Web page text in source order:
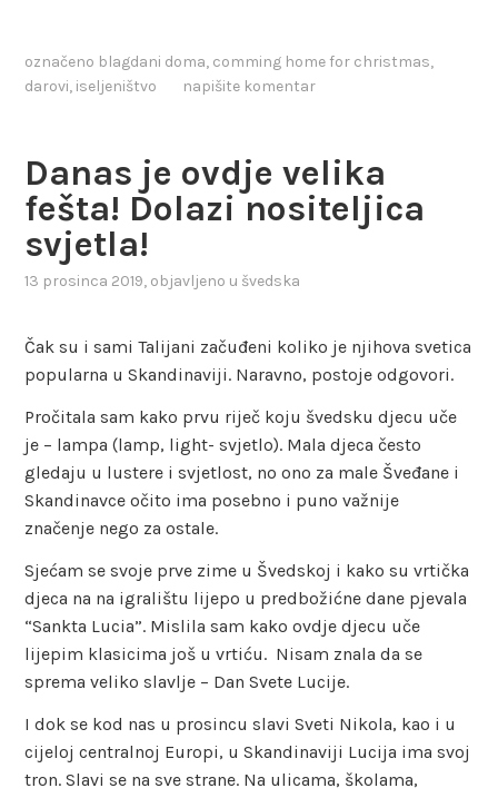
označeno blagdani doma, comming home for christmas,
darovi, iseljeništvo napišite komentar
Danas je ovdje velika
fešta! Dolazi nositeljica
svjetla!
13 prosinca 2019, objavljeno u švedska
Čak su i sami Talijani začuđeni koliko je njihova svetica
popularna u Skandinaviji. Naravno, postoje odgovori.
Pročitala sam kako prvu riječ koju švedsku djecu uče
je – lampa (lamp, light- svjetlo). Mala djeca često
gledaju u lustere i svjetlost, no ono za male Šveđane i
Skandinavce očito ima posebno i puno važnije
značenje nego za ostale.
Sjećam se svoje prve zime u Švedskoj i kako su vrtička
djeca na na igralištu lijepo u predbožićne dane pjevala
“Sankta Lucia”. Mislila sam kako ovdje djecu uče
lijepim klasicima još u vrtiću. Nisam znala da se
sprema veliko slavlje – Dan Svete Lucije.
I dok se kod nas u prosincu slavi Sveti Nikola, kao i u
cijeloj centralnoj Europi, u Skandinaviji Lucija ima svoj
tron. Slavi se na sve strane. Na ulicama, školama,